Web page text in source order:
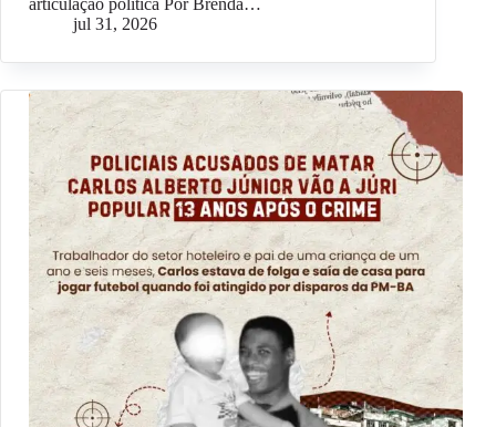
articulação política Por Brenda…
jul 31, 2026